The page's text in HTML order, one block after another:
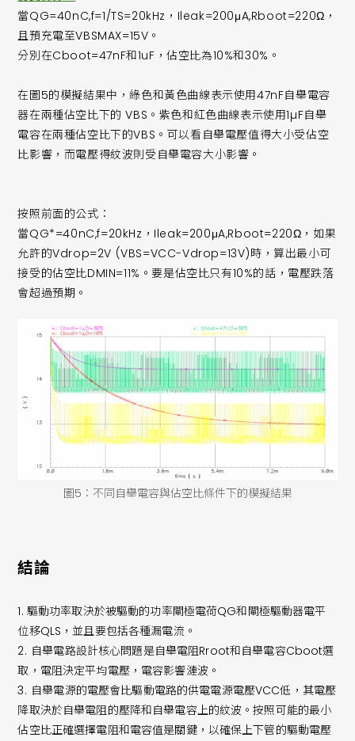
圖5：不同自舉電容與佔空比條件下的模擬結果
當QG=40nC,f=1/TS=20kHz，Ileak=200μA,Rboot=220Ω，
且預充電至VBSMAX=15V。
分別在Cboot=47nF和1uF，佔空比為10%和30%。
在圖5的模擬結果中，綠色和黃色曲線表示使用47nF自舉電容
器在兩種佔空比下的 VBS。紫色和紅色曲線表示使用1µF自舉
電容在兩種佔空比下的VBS。可以看自舉電壓值得大小受佔空
比影響，而電壓得紋波則受自舉電容大小影響。
按照前面的公式：
當QG*=40nC,f=20kHz，Ileak=200μA,Rboot=220Ω，如果
允許的Vdrop=2V (VBS=VCC-Vdrop=13V)時，算出最小可
接受的佔空比DMIN=11%。要是佔空比只有10%的話，電壓跌落
會超過預期。
結論
1. 驅動功率取決於被驅動的功率閘極電荷QG和閘極驅動器電平
位移QLS，並且要包括各種漏電流。
2. 自舉電路設計核心問題是自舉電阻Rroot和自舉電容Cboot選
取，電阻決定平均電壓，電容影響漣波。
3. 自舉電源的電壓會比驅動電路的供電電源電壓VCC低，其電壓
降取決於自舉電阻的壓降和自舉電容上的紋波。按照可能的最小
佔空比正確選擇電阻和電容值是關鍵，以確保上下管的驅動電壓